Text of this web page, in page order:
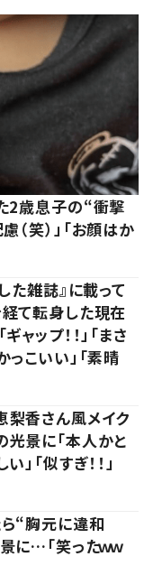
2歳息子の“衝撃
笑）」「お顔はか
雑誌』に載って
て転身した現在
ップ！！」「まさ
っこいい」「素晴
香さん風メイク
景に「本人かと
」「似すぎ！！」
“胸元に違和
に…「笑ったｗｗ